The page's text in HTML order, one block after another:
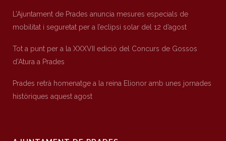
L’Ajuntament de Prades anuncia mesures especials de
mobilitat i seguretat per a l’eclipsi solar del 12 d’agost
Tot a punt per a la XXXVII edició del Concurs de Gossos
d’Atura a Prades
Prades retrà homenatge a la reina Elionor amb unes jornades
històriques aquest agost